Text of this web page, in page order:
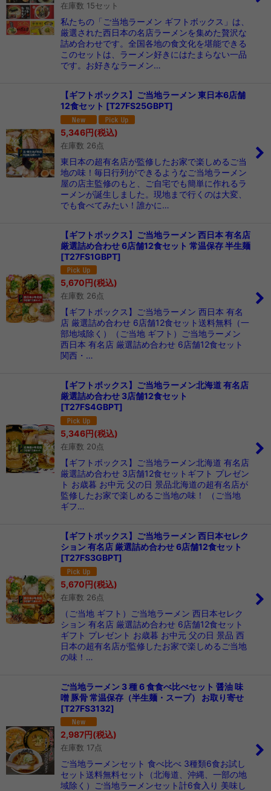
並び順:
絞り込む
在庫数 15セット
私たちの「ご当地ラーメン ギフトボックス」は、
厳選された西日本の名店ラーメンを集めた贅沢な
詰め合わせです。全国各地の食文化を堪能できる
このセットは、ラーメン好きにはたまらない一品
です。お好きなラーメン…
【ギフトボックス】ご当地ラーメン 東日本6店舗
12食セット [T27FS25GBPT]
5,346円(税込)
在庫数 26点
東日本の超有名店が監修したお家で楽しめるご当
地の味！毎日行列ができるようなご当地ラーメン
屋の店主監修のもと、ご自宅でも簡単に作れるラ
ーメンが誕生しました。現地まで行くのは大変、
でも食べてみたい！誰かに…
【ギフトボックス】ご当地ラーメン 西日本 有名店
厳選詰め合わせ 6店舗12食セット 常温保存 半生麺
[T27FS1GBPT]
5,670円(税込)
在庫数 26点
【ギフトボックス】ご当地ラーメン 西日本 有名
店 厳選詰め合わせ 6店舗12食セット送料無料（一
部地域除く）（ご当地 ギフト）ご当地ラーメン
西日本 有名店 厳選詰め合わせ 6店舗12食セット
関西・…
【ギフトボックス】ご当地ラーメン北海道 有名店
厳選詰め合わせ 3店舗12食セット
[T27FS4GBPT]
5,346円(税込)
在庫数 20点
【ギフトボックス】ご当地ラーメン北海道 有名店
厳選詰め合わせ 3店舗12食セットギフト プレゼン
ト お歳暮 お中元 父の日 景品北海道の超有名店が
監修したお家で楽しめるご当地の味！ （ご当地
ギフ…
【ギフトボックス】ご当地ラーメン 西日本セレク
ション 有名店 厳選詰め合わせ 6店舗12食セット
[T27FS3GBPT]
5,670円(税込)
在庫数 26点
（ご当地 ギフト）ご当地ラーメン 西日本セレク
ション 有名店 厳選詰め合わせ 6店舗12食セット
ギフト プレゼント お歳暮 お中元 父の日 景品 西
日本の超有名店が監修したお家で楽しめるご当地
の味！…
ご当地ラーメン 3 種 6 食食べ比べセット 醤油 味
噌 豚骨 常温保存（半生麺・スープ） お取り寄せ
[T27FS3132]
2,987円(税込)
在庫数 17点
ご当地ラーメンセット 食べ比べ 3種類6食お試し
セット送料無料セット（北海道、沖縄、一部の地
域除く）ご当地ラーメンセット計6食入り 美味し